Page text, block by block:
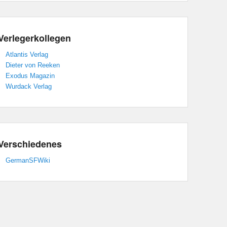
Atlantis Verlag
Dieter von Reeken
Exodus Magazin
Wurdack Verlag
GermanSFWiki